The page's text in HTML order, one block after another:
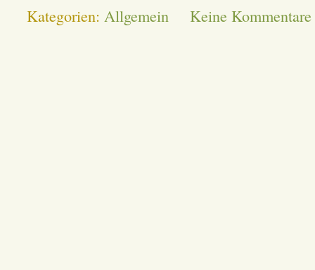
Kategorien: Allgemein Keine